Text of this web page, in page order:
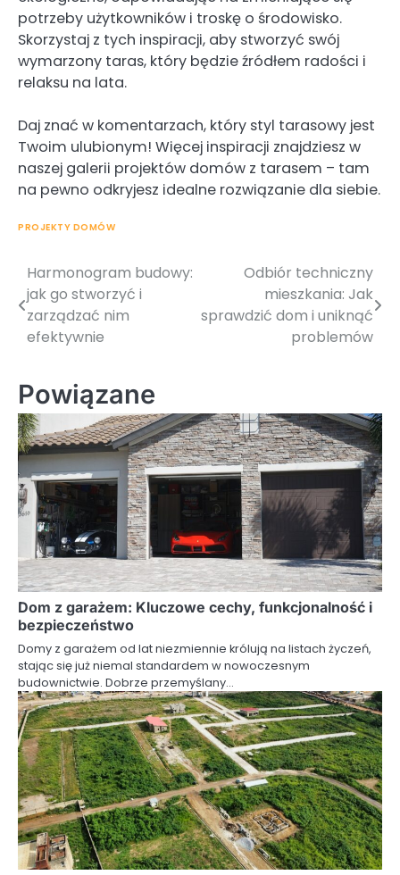
potrzeby użytkowników i troskę o środowisko.
Skorzystaj z tych inspiracji, aby stworzyć swój
wymarzony taras, który będzie źródłem radości i
relaksu na lata.
Daj znać w komentarzach, który styl tarasowy jest
Twoim ulubionym! Więcej inspiracji znajdziesz w
naszej galerii projektów domów z tarasem – tam
na pewno odkryjesz idealne rozwiązanie dla siebie.
PROJEKTY DOMÓW
Nawigacja
wpisu
Harmonogram budowy:
jak go stworzyć i
zarządzać nim
efektywnie
Odbiór techniczny
mieszkania: Jak
sprawdzić dom i uniknąć
problemów
Powiązane
Dom z garażem: Kluczowe cechy, funkcjonalność i
bezpieczeństwo
Domy z garażem od lat niezmiennie królują na listach życzeń,
stając się już niemal standardem w nowoczesnym
budownictwie. Dobrze przemyślany…